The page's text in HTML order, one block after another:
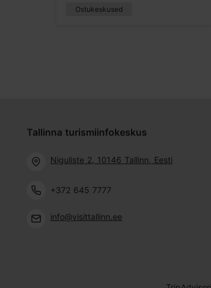
Ostukeskused
Tallinna turismiinfokeskus
Niguliste 2, 10146 Tallinn, Eesti
+372 645 7777
info@visittallinn.ee